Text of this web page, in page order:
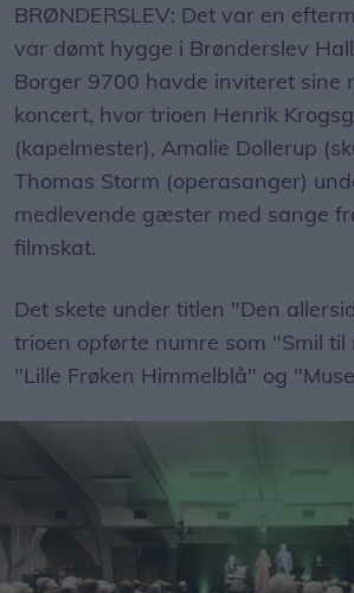
BRØNDERSLEV: Det var en
var dømt hygge i Brønderslev
Borger 9700 havde inviteret sine
koncert, hvor trioen Henrik
(kapelmester), Amalie Dollerup
Thomas Storm (operasanger)
medlevende gæster med sange
filmskat.
Det skete under titlen "Den
trioen opførte numre som "Smil til
"Lille Frøken Himmelblå" og